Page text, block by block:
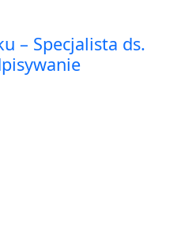
– Specjalista ds.